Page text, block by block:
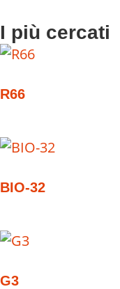
I più cercati
R66
BIO-32
G3